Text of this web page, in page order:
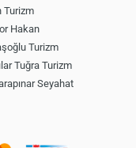
Turizm
Hakan
Turizm
Tuğra Turizm
Seyahat